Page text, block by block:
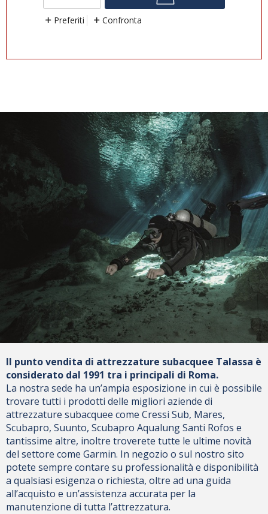
Preferiti Confronta
Il punto vendita di attrezzature subacquee Talassa è
considerato dal 1991 tra i principali di Roma.
La nostra sede ha un’ampia esposizione in cui è possibile
trovare tutti i prodotti delle migliori aziende di
attrezzature subacquee come Cressi Sub, Mares,
Scubapro, Suunto, Scubapro Aqualung Santi Rofos e
tantissime altre, inoltre troverete tutte le ultime novità
del settore come Garmin. In negozio o sul nostro sito
potete sempre contare su professionalità e disponibilità
a qualsiasi esigenza o richiesta, oltre ad una guida
all’acquisto e un’assistenza accurata per la
manutenzione di tutta l’attrezzatura.